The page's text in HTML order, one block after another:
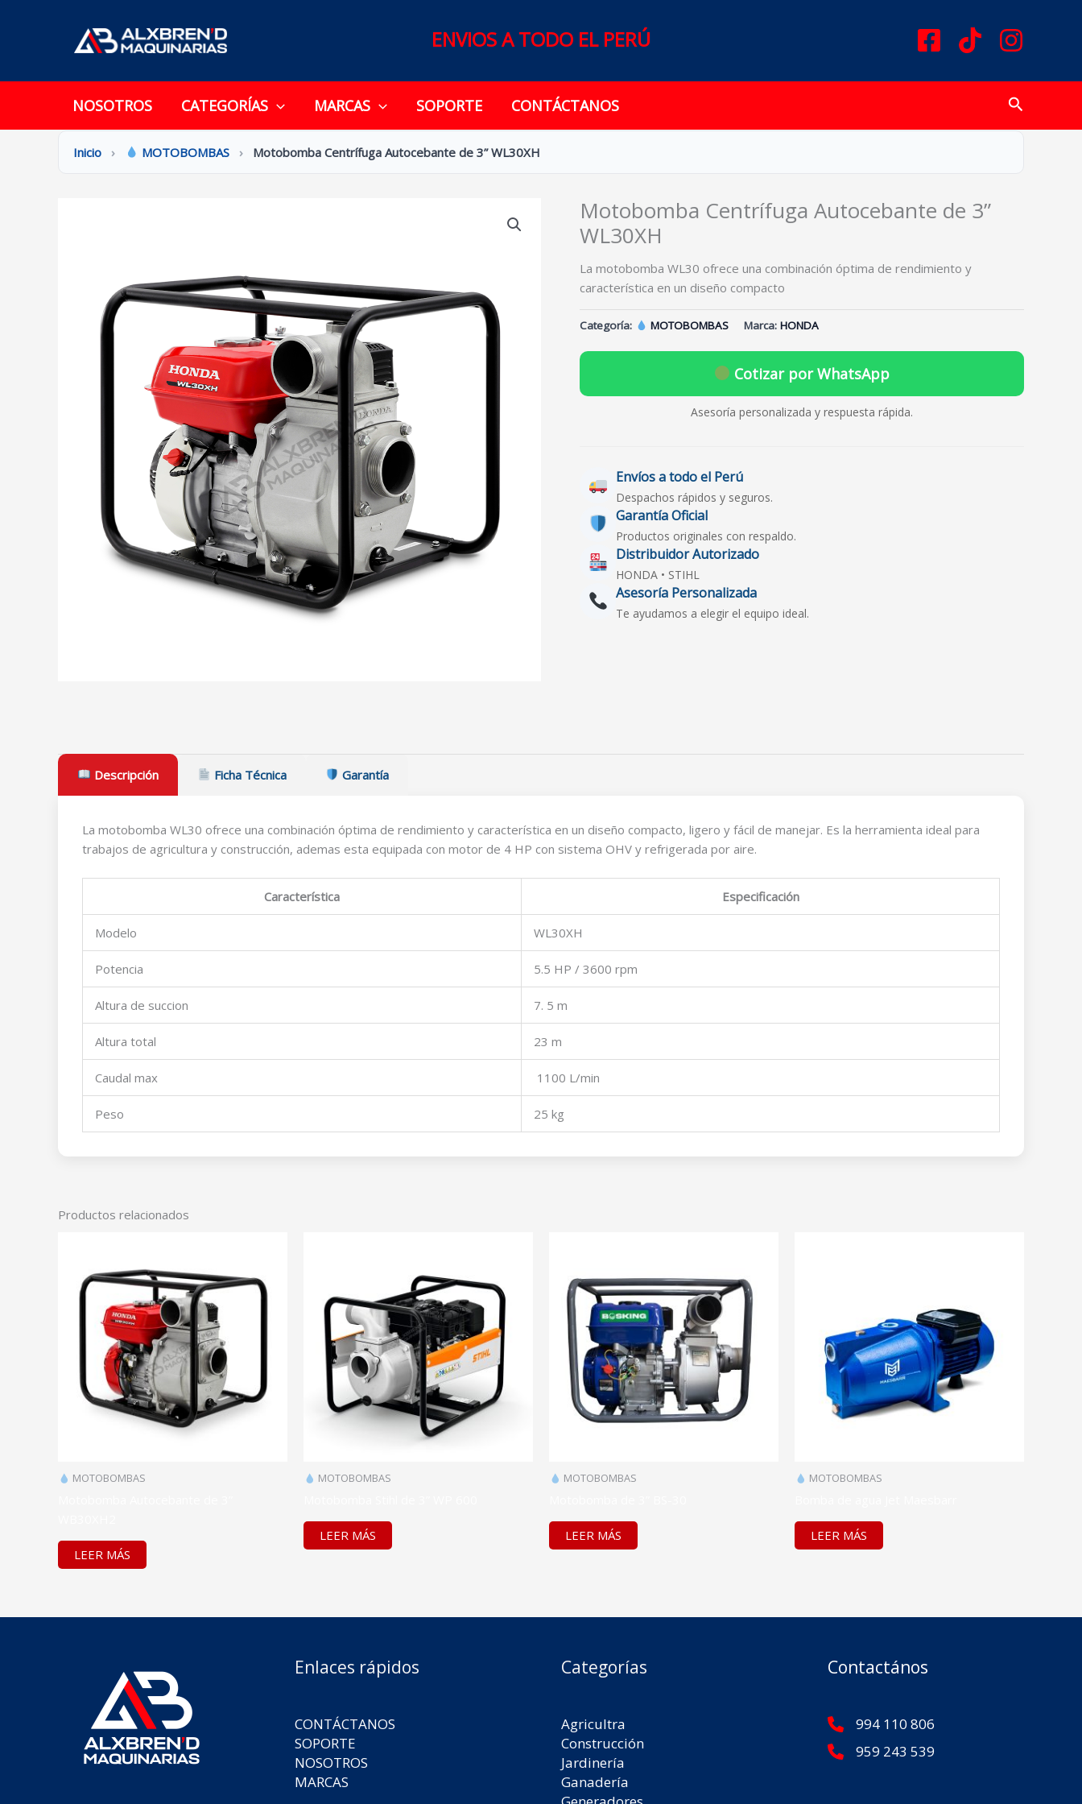
ENVIOS A TODO EL PERÚ
NOSOTROS CATEGORÍAS MARCAS SOPORTE CONTÁCTANOS Buscar
Inicio › MOTOBOMBAS › Motobomba Centrífuga Autocebante de 3” WL30XH
Motobomba Centrífuga Autocebante de 3”
WL30XH
La motobomba WL30 ofrece una combinación óptima de rendimiento y
característica en un diseño compacto
Categoría: MOTOBOMBAS Marca:HONDA
Cotizar por WhatsApp
Asesoría personalizada y respuesta rápida.
Envíos a todo el Perú
Despachos rápidos y seguros.
Garantía Oficial
Productos originales con respaldo.
Distribuidor Autorizado
HONDA • STIHL
Asesoría Personalizada
Te ayudamos a elegir el equipo ideal.
Descripción Ficha Técnica Garantía
La motobomba WL30 ofrece una combinación óptima de rendimiento y característica en un diseño compacto, ligero y fácil de manejar. Es la herramienta ideal para
trabajos de agricultura y construcción, ademas esta equipada con motor de 4 HP con sistema OHV y refrigerada por aire.
Característica Especificación
Modelo WL30XH
Potencia 5.5 HP / 3600 rpm
Altura de succion 7. 5 m
Altura total 23 m
Caudal max 1100 L/min
Peso 25 kg
Productos relacionados
MOTOBOMBAS
LEER MÁS
MOTOBOMBAS
LEER MÁS
MOTOBOMBAS
LEER MÁS
MOTOBOMBAS
LEER MÁS
Enlaces rápidos
CONTÁCTANOS
SOPORTE
NOSOTROS
MARCAS
Categorías
Agricultra
Construcción
Jardinería
Ganadería
Contactános
994 110 806
959 243 539